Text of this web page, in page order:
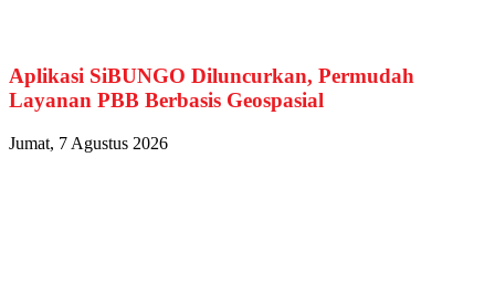
Aplikasi SiBUNGO Diluncurkan, Permudah
Layanan PBB Berbasis Geospasial
Jumat, 7 Agustus 2026